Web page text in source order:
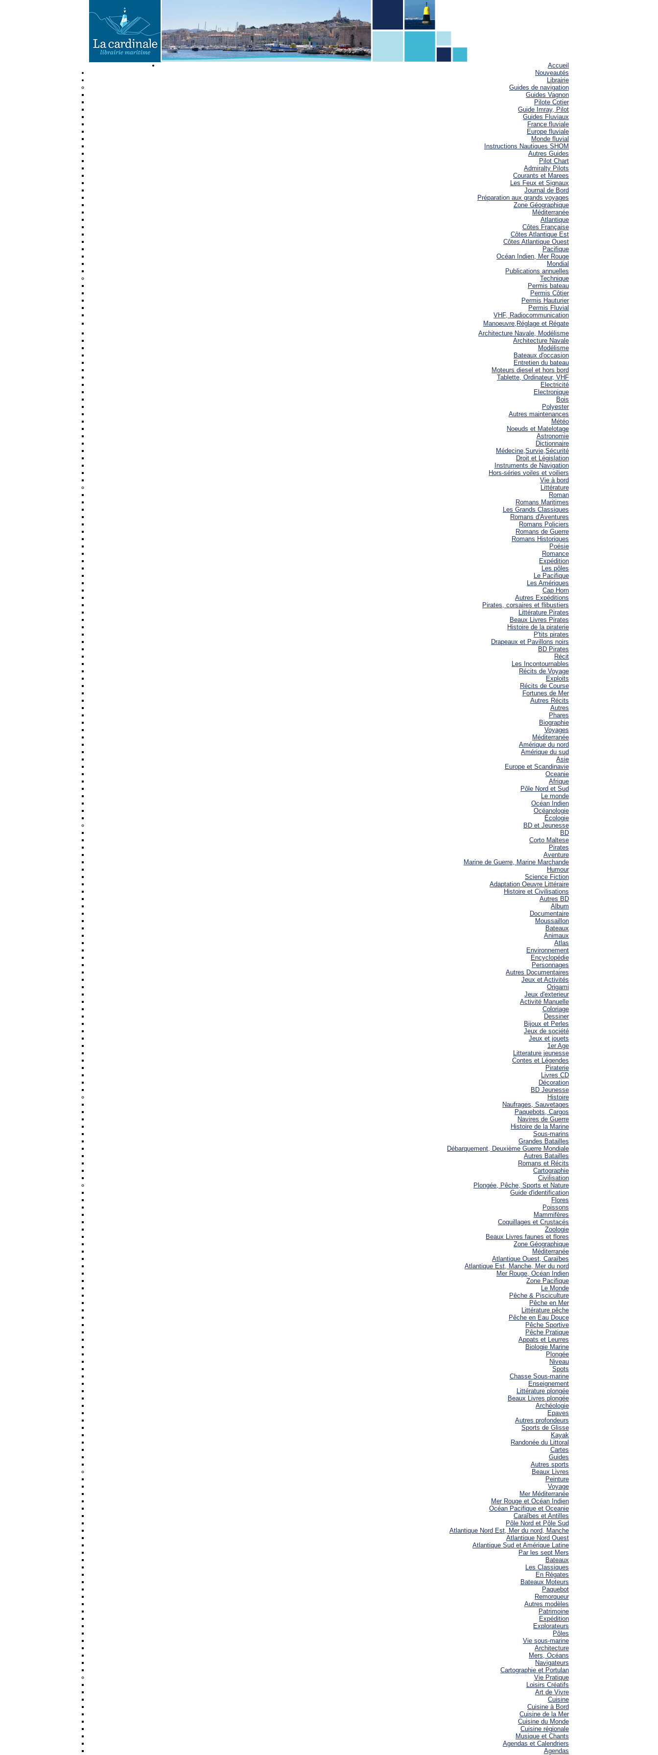
Accueil
Nouveautés
Librairie
Guides de navigation
Guides Vagnon
Pilote Cotier
Guide Imray, Pilot
Guides Fluviaux
France fluviale
Europe fluviale
Monde fluvial
Instructions Nautiques SHOM
Autres Guides
Pilot Chart
Admiralty Pilots
Courants et Marees
Les Feux et Signaux
Journal de Bord
Préparation aux grands voyages
Zone Géographique
Méditerranée
Atlantique
Côtes Française
Côtes Atlantique Est
Côtes Atlantique Ouest
Pacifique
Océan Indien, Mer Rouge
Mondial
Publications annuelles
Technique
Permis bateau
Permis Côtier
Permis Hauturier
Permis Fluvial
VHF, Radiocommunication
Manoeuvre,Réglage et Régate
Architecture Navale, Modélisme
Architecture Navale
Modélisme
Bateaux d'occasion
Entretien du bateau
Moteurs diesel et hors bord
Tablette, Ordinateur, VHF
Electricité
Electronique
Bois
Polyester
Autres maintenances
Météo
Noeuds et Matelotage
Astronomie
Dictionnaire
Médecine,Survie,Sécurité
Droit et Législation
Instruments de Navigation
Hors-séries voiles et voiliers
Vie à bord
Littérature
Roman
Romans Maritimes
Les Grands Classiques
Romans d'Aventures
Romans Policiers
Romans de Guerre
Romans Historiques
Poésie
Romance
Expédition
Les pôles
Le Pacifique
Les Amériques
Cap Horn
Autres Expéditions
Pirates, corsaires et flibustiers
Littérature Pirates
Beaux Livres Pirates
Histoire de la piraterie
P'tits pirates
Drapeaux et Pavillons noirs
BD Pirates
Récit
Les Incontournables
Récits de Voyage
Exploits
Récits de Course
Fortunes de Mer
Autres Récits
Autres
Phares
Biographie
Voyages
Méditerranée
Amérique du nord
Amérique du sud
Asie
Europe et Scandinavie
Oceanie
Afrique
Pôle Nord et Sud
Le monde
Océan Indien
Océanologie
Écologie
BD et Jeunesse
BD
Corto Maltese
Pirates
Aventure
Marine de Guerre, Marine Marchande
Humour
Science Fiction
Adaptation Oeuvre Littéraire
Histoire et Civilisations
Autres BD
Album
Documentaire
Moussaillon
Bateaux
Animaux
Atlas
Environnement
Encyclopédie
Personnages
Autres Documentaires
Jeux et Activités
Origami
Jeux d'exterieur
Activité Manuelle
Coloriage
Dessiner
Bijoux et Perles
Jeux de société
Jeux et jouets
1er Age
Litterature jeunesse
Contes et Légendes
Piraterie
Livres CD
Décoration
BD Jeunesse
Histoire
Naufrages, Sauvetages
Paquebots, Cargos
Navires de Guerre
Histoire de la Marine
Sous-marins
Grandes Batailles
Débarquement, Deuxième Guerre Mondiale
Autres Batailles
Romans et Récits
Cartographie
Civilisation
Plongée, Pêche, Sports et Nature
Guide d'identification
Flores
Poissons
Mammifères
Coquillages et Crustacés
Zoologie
Beaux Livres faunes et flores
Zone Géographique
Méditerranée
Atlantique Ouest, Caraïbes
Atlantique Est, Manche, Mer du nord
Mer Rouge, Océan Indien
Zone Pacifique
Le Monde
Pêche & Pisciculture
Pêche en Mer
Littérature pêche
Pêche en Eau Douce
Pêche Sportive
Pêche Pratique
Appats et Leurres
Biologie Marine
Plongée
Niveau
Spots
Chasse Sous-marine
Enseignement
Littérature plongée
Beaux Livres plongée
Archéologie
Epaves
Autres profondeurs
Sports de Glisse
Kayak
Randonée du Littoral
Cartes
Guides
Autres sports
Beaux Livres
Peinture
Voyage
Mer Méditerranée
Mer Rouge et Océan Indien
Océan Pacifique et Oceanie
Caraîbes et Antilles
Pôle Nord et Pôle Sud
Atlantique Nord Est, Mer du nord, Manche
Atlantique Nord Ouest
Atlantique Sud et Amérique Latine
Par les sept Mers
Bateaux
Les Classiques
En Régates
Bateaux Moteurs
Paquebot
Remorqueur
Autres modèles
Patrimoine
Expédition
Explorateurs
Pôles
Vie sous-marine
Architecture
Mers, Océans
Navigateurs
Cartographie et Portulan
Vie Pratique
Loisirs Créatifs
Art de Vivre
Cuisine
Cuisine à Bord
Cuisine de la Mer
Cuisine du Monde
Cuisine régionale
Musique et Chants
Agendas et Calendriers
Agendas